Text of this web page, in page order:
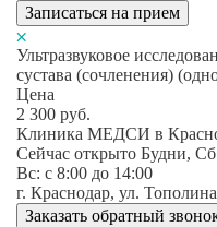
Записаться на прием
Ультразвуковое
сустава (сочленения)
Цена
2 300 руб.
Клиника МЕДСИ в
Сейчас открыто Будни,
Вс: c 8:00 до 14:00
г. Краснодар, ул.
Заказать обратный